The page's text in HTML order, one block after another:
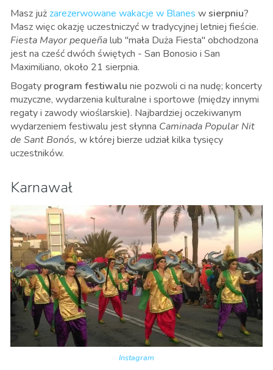
Masz jużzarezerwowane wakacje w Blanes wsierpniu?
Masz więc okazję uczestniczyć w tradycyjnej letniej fieście.
Fiesta Mayor pequeñalub "mała Duża Fiesta" obchodzona
jest na cześć dwóch świętych - San Bonosio i San
Maximiliano, około 21 sierpnia.
Bogaty program festiwalu nie pozwoli ci na nudę; koncerty
muzyczne, wydarzenia kulturalne i sportowe (między innymi
regaty i zawody wioślarskie). Najbardziej oczekiwanym
wydarzeniem festiwalu jest słynna Caminada Popular Nit
de Sant Bonós, w której bierze udział kilka tysięcy
uczestników.
Karnawał
Instagram